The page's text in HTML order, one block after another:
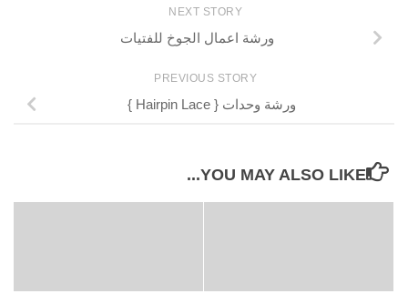
NEXT STORY
ورشة اعمال الجوخ للفتيات
PREVIOUS STORY
ورشة وحدات { Hairpin Lace }
YOU MAY ALSO LIKE...